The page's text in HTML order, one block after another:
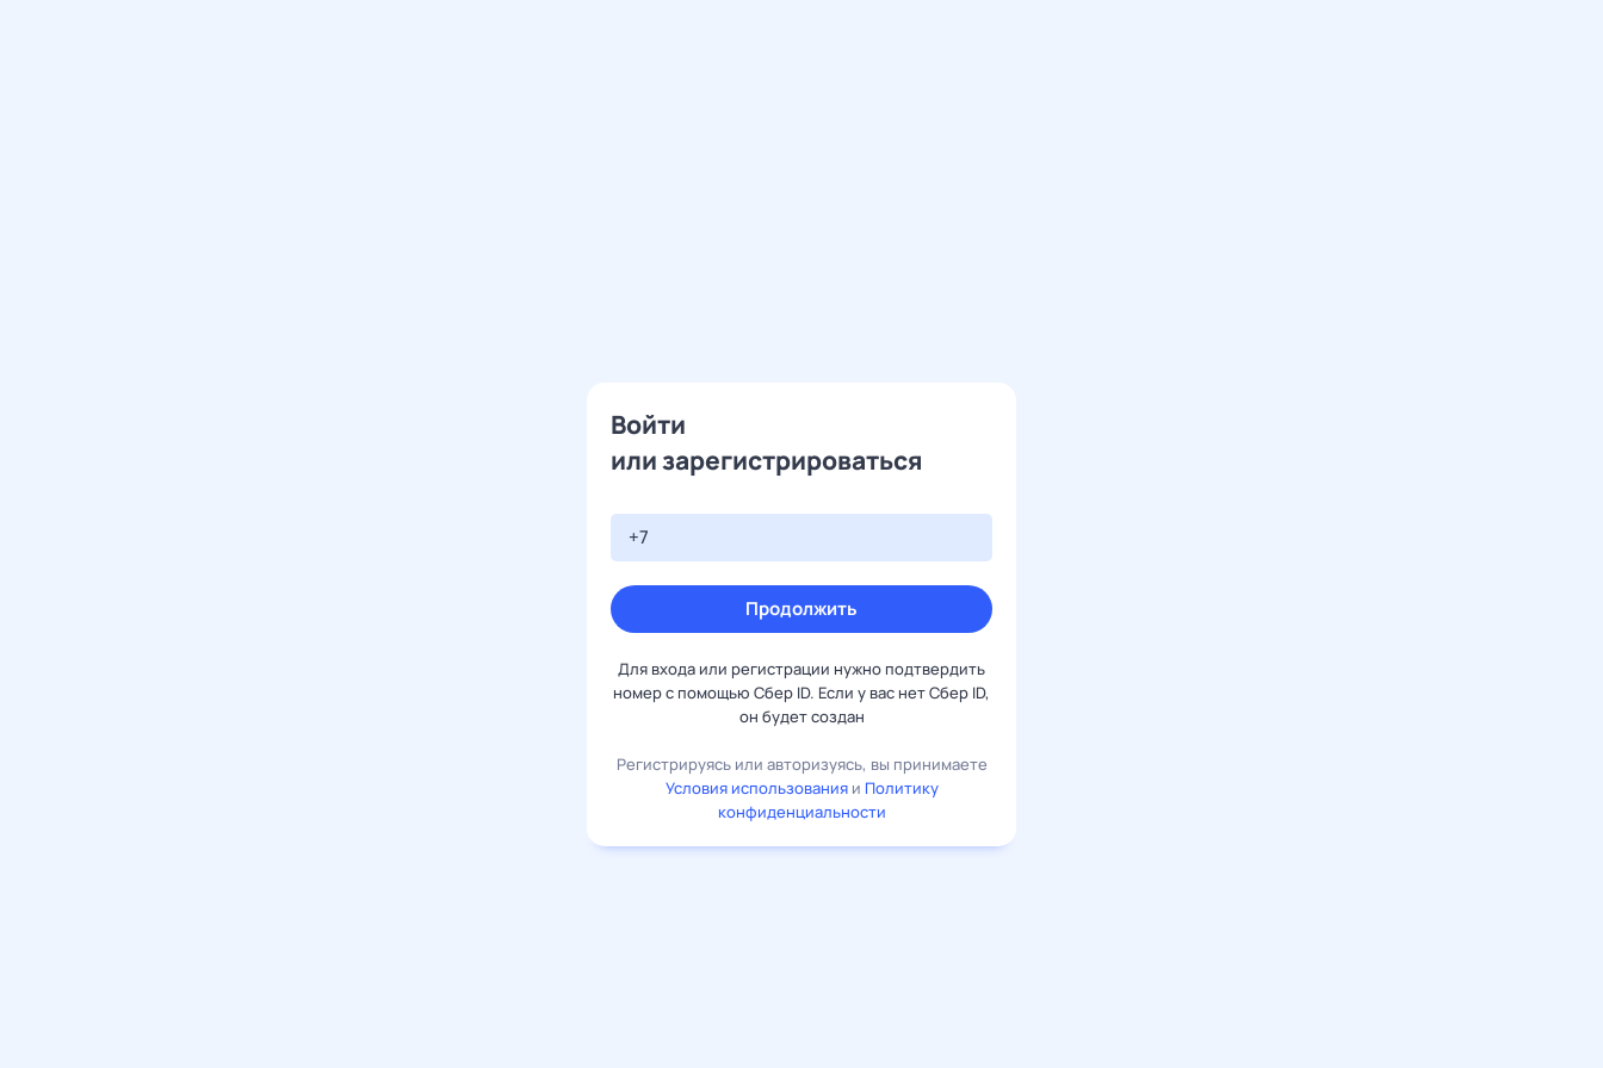
Войти
или зарегистрироваться
Продолжить
Для входа или регистрации нужно подтвердить
номер с помощью Сбер ID. Если у вас нет Сбер ID,
он будет создан
Регистрируясь или авторизуясь, вы принимаете
Условия использованияи Политику
конфиденциальности